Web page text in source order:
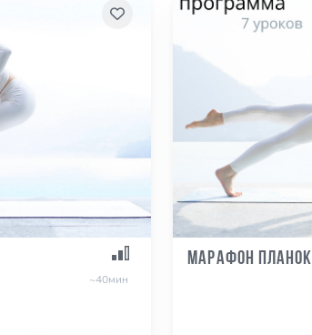
~40мин
Марафон планок